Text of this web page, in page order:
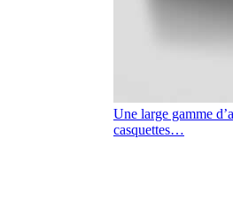
Une large gamme
casquettes…